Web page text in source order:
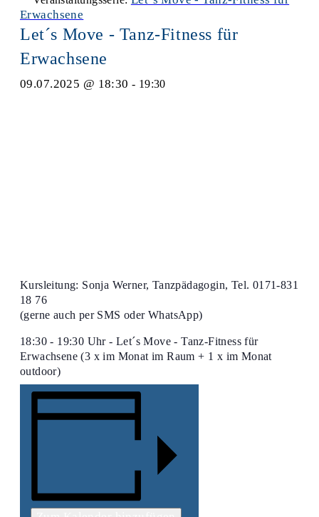
Erwachsene
Let´s Move - Tanz-Fitness für
Erwachsene
09.07.2025 @ 18:30 - 19:30
Kursleitung: Sonja Werner, Tanzpädagogin, Tel. 0171-831
18 76
(gerne auch per SMS oder WhatsApp)
18:30 - 19:30 Uhr - Let´s Move - Tanz-Fitness für
Erwachsene (3 x im Monat im Raum + 1 x im Monat
outdoor)